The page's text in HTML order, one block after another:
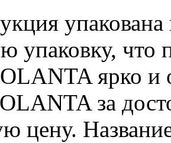
упаковку, что
ярко и
за
цену.